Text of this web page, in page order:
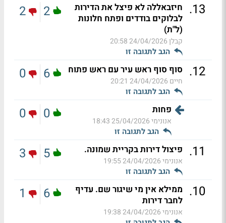
13
. חיזבאללה לא פיצל את הדירות
לבלוקים בודדים ופתח חלונות
(ל"ת)
קבלן24/04/2026 20:58
הגב לתגובה זו
2
2
12
. סוף סוף ראש עיר עם ראש פתוח
חיים 24/04/2026 20:21
הגב לתגובה זו
6
0
פחות
אנונימי25/04/2026 18:43
הגב לתגובה זו
0
0
11
. פיצול דירות בקריית שמונה.
אנונימי24/04/2026 19:55
הגב לתגובה זו
5
3
10
. ממילא אין מי שיגור שם. עדיף
לחבר דירות
אנונימי24/04/2026 19:38
6
1